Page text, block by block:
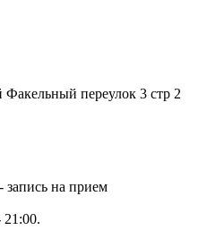
переулок 3 стр 2